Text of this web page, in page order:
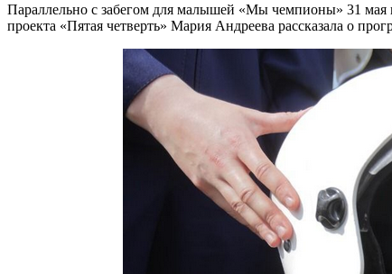
Параллельно с забегом для малышей «Мы чемпионы» 31 мая
проекта «Пятая четверть» Мария Андреева рассказала о